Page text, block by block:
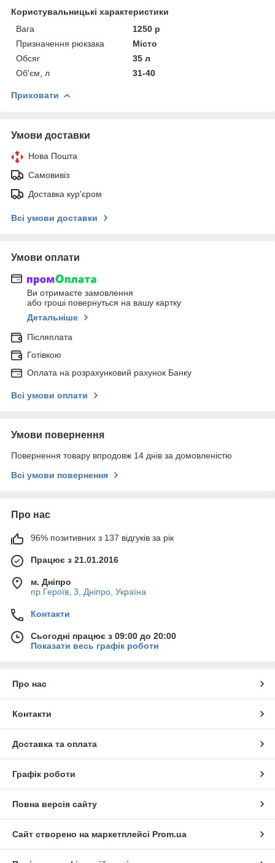
Користувальницькі характеристики
Вага
1250 р
Призначення рюкзака
Місто
Обсяг
35 л
Об'єм, л
31-40
Приховати
Умови доставки
Нова Пошта
Самовивіз
Доставка кур'єром
Всі умови доставки
Умови оплати
Ви отримаєте замовлення
або гроші повернуться на вашу картку
Детальніше
Післяплата
Готівкою
Оплата на розрахунковий рахунок Банку
Всі умови оплати
Умови повернення
Повернення товару впродовж 14 днів за домовленістю
Всі умови повернення
Про нас
96% позитивних з 137 відгуків за рік
Працює з 21.01.2016
м. Дніпро
пр.Героїв, 3, Дніпро, Україна
Контакти
Сьогодні працює з 09:00 до 20:00
Показати весь графік роботи
Про нас
Контакти
Доставка та оплата
Графік роботи
Повна версія сайту
Сайт створено на маркетплейсі Prom.ua